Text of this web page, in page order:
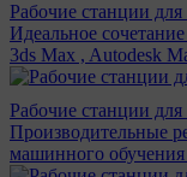
Рабочие станции для
Идеальное
3ds Max , Autodesk
Рабочие станции
Производительные
машинного обучения